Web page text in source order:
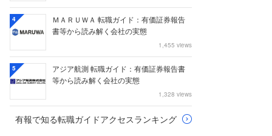
4
ＭＡＲＵＷＡ 転職ガイド：有価証券報告
書等から読み解く会社の実態
1,455 views
5
アジア航測 転職ガイド：有価証券報告書
等から読み解く会社の実態
1,328 views
有報で知る転職ガイドアクセスランキング